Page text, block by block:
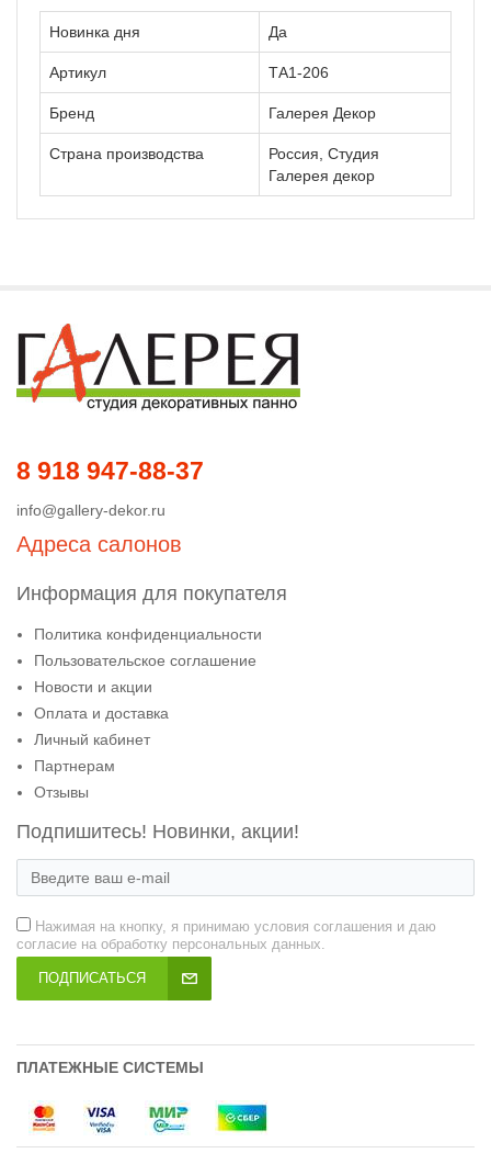
Новинка дня Да
Артикул ТА1-206
Бренд Галерея Декор
Страна производства
Россия, Студия
Галерея декор
8 918 947-88-37
info@gallery-dekor.ru
Адреса салонов
Информация для покупателя
Политика конфиденциальности
Пользовательское соглашение
Новости и акции
Оплата и доставка
Личный кабинет
Партнерам
Отзывы
Подпишитесь! Новинки, акции!
Нажимая на кнопку, я принимаю условия соглашения и даю
согласие на обработку персональных данных.
ПОДПИСАТЬСЯ
ПЛАТЕЖНЫЕ СИСТЕМЫ